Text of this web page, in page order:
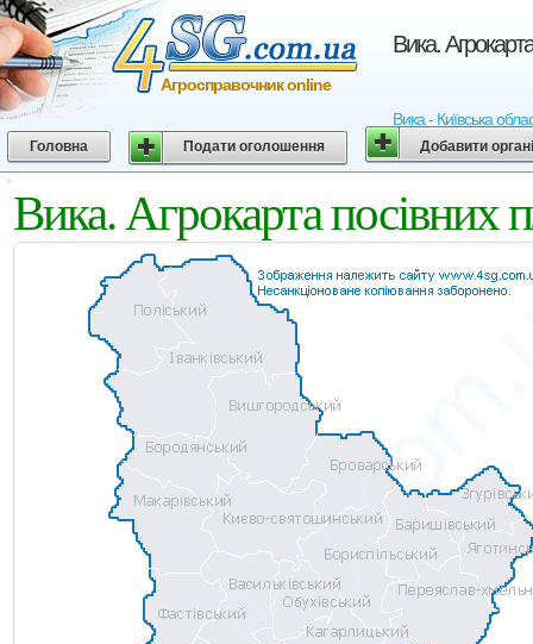
Вика.
Вика - Київська
Агросправочник online
Головна Подати оголошення Добавити
Вика. Агрокарта посівних